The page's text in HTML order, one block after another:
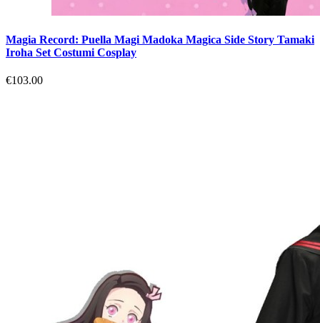
Magia Record: Puella Magi Madoka Magica Side Story Tamaki
Iroha Set Costumi Cosplay
€103.00